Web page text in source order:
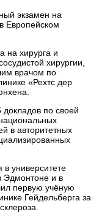
экзамен на
Европейском
на хирурга и
хирургии,
врачом по
«Рехтс дер
по своей
в авторитетных
университете
Эдмонтоне и в
первую учёную
Гейдельберга за